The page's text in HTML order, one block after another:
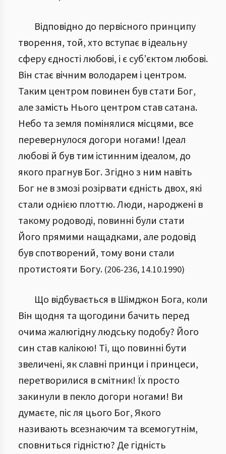
Відповідно до первісного принципу
творення, той, хто вступає в ідеальну
сферу єдності любові, і є суб’єктом любові.
Він стає вічним володарем і центром.
Таким центром повинен був стати Бог,
але замість Нього центром став сатана.
Небо та земля помінялися місцями, все
перевернулося догори ногами! Ідеал
любові й був тим істинним ідеалом, до
якого прагнув Бог. Згідно з ним навіть
Бог не в змозі розірвати єдність двох, які
стали однією плоттю. Люди, народжені в
такому родоводі, повинні були стати
Його прямими нащадками, але родовід
був спотворений, тому вони стали
протистояти Богу. (206-236, 14.10.1990)
Що відбувається в Шімджон Бога, коли
Він щодня та щогодини бачить перед
очима жалюгідну людську подобу? Його
син став калікою! Ті, що повинні бути
звеличені, як славні принци і принцеси,
перетворилися в смітник! Їх просто
закинули в пекло догори ногами! Ви
думаєте, піс ля цього Бог, Якого
називають всезнаючим та всемогутнім,
сповниться гідністю? Де гідність